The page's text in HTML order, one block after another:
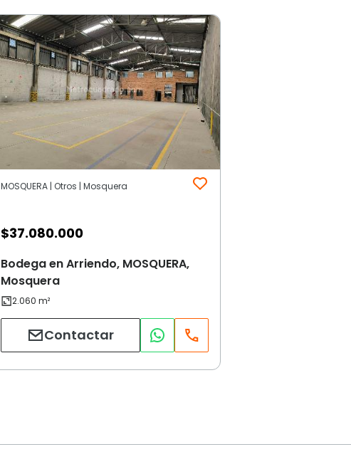
MOSQUERA | Otros | Mosquera
$37.080.000
Bodega en Arriendo, MOSQUERA,
Mosquera
Contactar